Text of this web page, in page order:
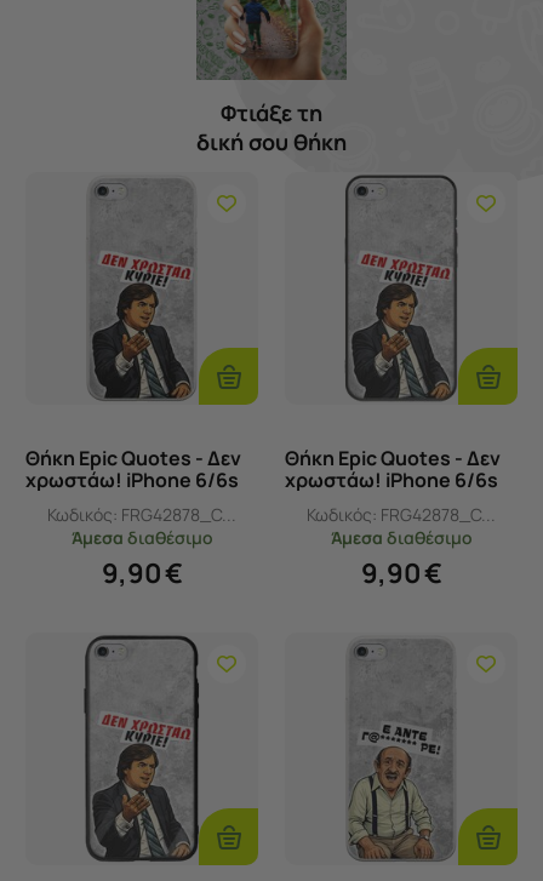
Φτιάξε τη
δική σου θήκη
Προσθήκη
Στο
Καλάθι
Θήκη Epic Quotes - Δεν
χρωστάω! iPhone 6/6s
Flexible TPU (Διάφανη
Σιλικόνη)
Κωδικός: FRG42878_C...
Άμεσα διαθέσιμο
9,90€
Στο
Καλάθι
Θήκη Epic Quotes - Δεν
χρωστάω! iPhone 6/6s
Black TPU (Μαύρη
Σιλικόνη)
Κωδικός: FRG42878_C...
Άμεσα διαθέσιμο
9,90€
Προσθήκη
Στο
Καλάθι
Στο
Καλάθι